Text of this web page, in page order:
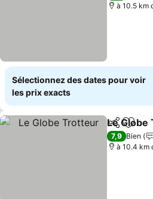
à 10.5 km
Sélectionnez des dates pour voir
les prix exacts
Partager
Le
7,9 Bien
à 10.4 km